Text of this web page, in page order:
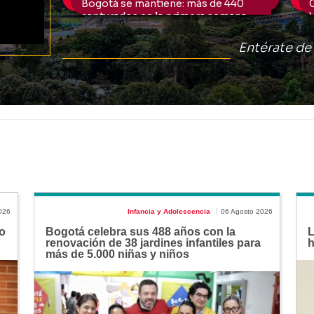
Infancia y Adolescencia 06 Agosto 2026
Bogotá celebra sus 488 años con la
renovación de 38 jardines infantiles para
más de 5.000 niñas y niños